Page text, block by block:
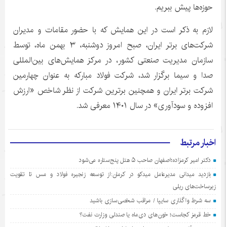
حوزه‌ها پیش ببریم.
لازم به ذکر است در این همایش که با حضور مقامات و مدیران
شرکت‌های برتر ایران، صبح امروز دوشنبه، ۳ بهمن ماه، توسط
سازمان مدیریت صنعتی کشور، در مرکز همایش‌های بین‌المللی
صدا و سیما برگزار شد، شرکت فولاد مبارکه به عنوان چهارمین
شرکت برتر ایران و همچنین برترین شرکت از نظر شاخص «ارزش
افزوده و سودآوری» در سال ۱۴۰۱ معرفی شد.
اخبار مرتبط
دکتر امیر کرمزاده؛اصفهان صاحب ۵ هتل پنج‌ستاره می‌شود
بازدید میدانی مدیرعامل میدکو در کرمان:از توسعه زنجیره فولاد و مس تا تقویت
زیرساخت‌های ریلی
سه شرط واگذاری سایپا / مراقب شخصی‌سازی باشید
خط قرمز کجاست؛ خون‌های دی‌ماه یا صندلی وزارت نفت؟